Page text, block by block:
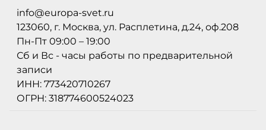
info@europa-svet.ru
123060, г. Москва, ул. Расплетина, д.24, оф.208
Пн-Пт 09:00 – 19:00
Сб и Вс - часы работы по предварительной
записи
ИНН: 773420710267
ОГРН: 318774600524023